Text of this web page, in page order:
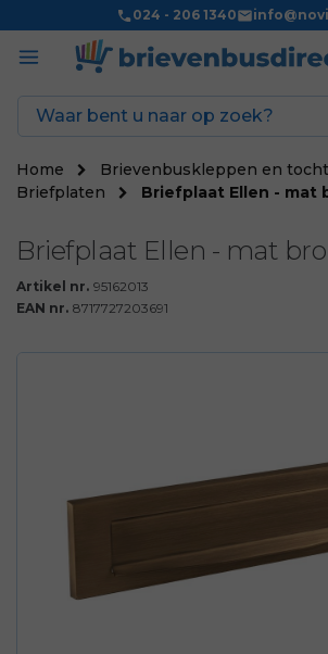
024 - 206 1340
Home
Brievenbuskleppen en
Briefplaten
Briefplaat Ellen - mat
Briefplaat Ellen - mat
Artikel nr. 95162013
EAN nr. 8717727203691